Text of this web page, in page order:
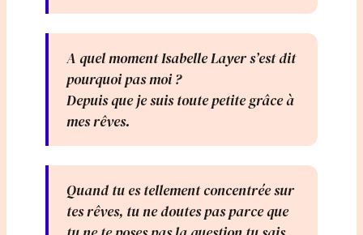
A quel moment Isabelle Layer s’est dit
pourquoi pas moi ?
Depuis que je suis toute petite grâce à
mes rêves.
Quand tu es tellement concentrée sur
tes rêves, tu ne doutes pas parce que